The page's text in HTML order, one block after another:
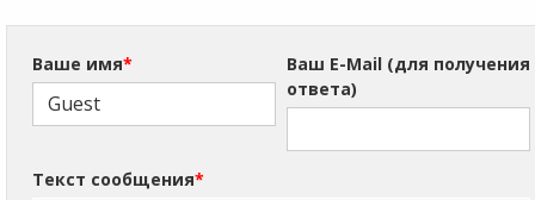
Ваше имя*
Ваш E-Mail (для получения
ответа)
Текст сообщения*